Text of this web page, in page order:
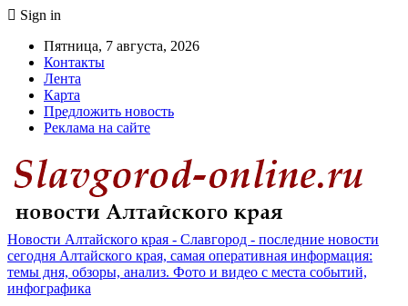
Sign in
Пятница, 7 августа, 2026
Контакты
Лента
Карта
Предложить новость
Реклама на сайте
Новости Алтайского края - Славгород - последние новости
сегодня Алтайского края, самая оперативная информация:
темы дня, обзоры, анализ. Фото и видео с места событий,
инфографика